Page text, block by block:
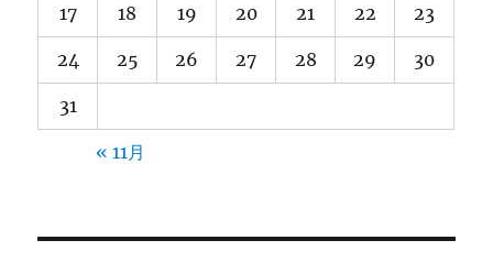
17 18 19 20 21 22 23
24 25 26 27 28 29 30
31
« 11月